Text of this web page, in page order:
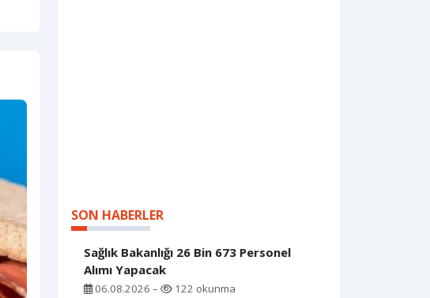
SON HABERLER
Sağlık Bakanlığı 26 Bin 673 Personel
Alımı Yapacak
06.08.2026 – 122 okunma